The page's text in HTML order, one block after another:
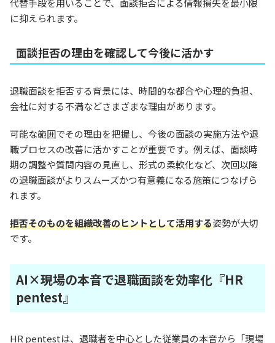
代替手段を用いることで、面談拒否による情報損失を最小限
に抑えられます。
面談拒否の理由を確認して今後に活かす
退職面談を拒否する背景には、時間的な都合や心理的負担、
会社に対する不満などさまざまな理由があります。
可能な範囲でその理由を把握し、今後の面談の実施方法や退
職プロセスの改善に活かすことが重要です。例えば、面談時
期の調整や質問内容の見直し、形式の柔軟化など、次回以降
の退職面談がよりスムーズかつ有意義になる施策につなげら
れます。
拒否そのものを組織改善のヒントとして活用する姿勢が大切
です。
AI×現場の本音で退職面談を効率化『HR
pentest』
HR pentestは、退職者を中心とした従業員の本音から「現場